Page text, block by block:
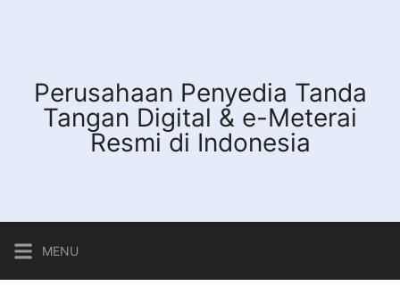
Perusahaan Penyedia Tanda
Tangan Digital & e-Meterai
Resmi di Indonesia
MENU